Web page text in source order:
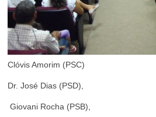
Clóvis Amorim (PSC)
Dr. José Dias (PSD),
Giovani Rocha (PSB),